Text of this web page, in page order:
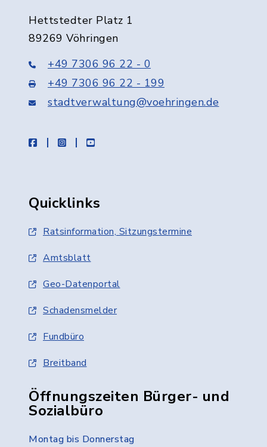
Hettstedter Platz 1
89269 Vöhringen
+49 7306 96 22 - 0
+49 7306 96 22 - 199
stadtverwaltung@voehringen.de
facebookinstagramyoutube
Quicklinks
Ratsinformation, Sitzungstermine
Amtsblatt
Geo-Datenportal
Schadensmelder
Fundbüro
Breitband
Öffnungszeiten Bürger- und
Sozialbüro
Montag bis Donnerstag